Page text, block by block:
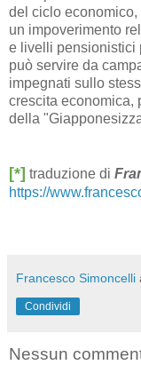
del ciclo
un impoverimento
e livelli pensionistici
può servire da
impegnati sullo
crescita economica,
della
[*] traduzione di
https://
Francesco Simoncelli
Condividi
Nessun